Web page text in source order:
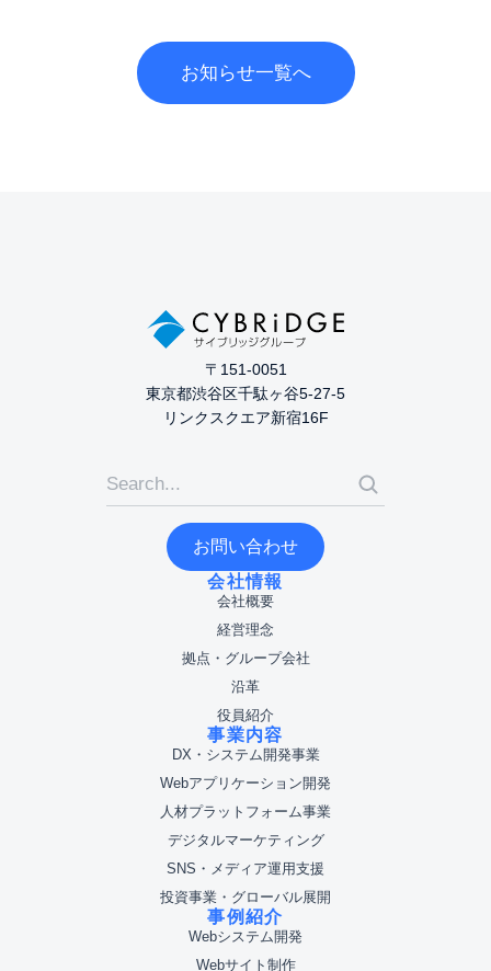
お知らせ一覧へ
〒151-0051
東京都渋谷区千駄ヶ谷5-27-5
リンクスクエア新宿16F
お問い合わせ
会社情報
会社概要
経営理念
拠点・グループ会社
沿革
役員紹介
事業内容
DX・システム開発事業
Webアプリケーション開発
人材プラットフォーム事業
デジタルマーケティング
SNS・メディア運用支援
投資事業・グローバル展開
事例紹介
Webシステム開発
Webサイト制作